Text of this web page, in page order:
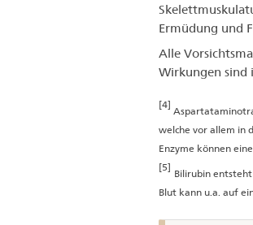
Ermüdung und
Alle
Wirkungen
[4]
welche vor allem in
Enzyme können
[5]
Bilirubin
Blut kann u.a. auf